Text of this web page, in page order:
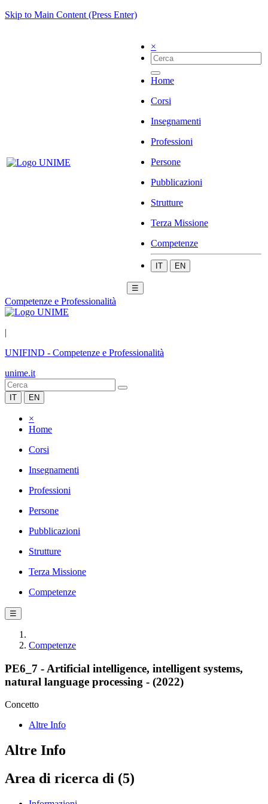
Skip to Main Content (Press Enter)
×
Home
Corsi
Insegnamenti
Professioni
Persone
Pubblicazioni
Strutture
Terza Missione
Competenze
IT EN
☰
Competenze e Professionalità
|
UNIFIND - Competenze e Professionalità
unime.it
IT EN
×
Home
Corsi
Insegnamenti
Professioni
Persone
Pubblicazioni
Strutture
Terza Missione
Competenze
☰
Competenze
PE6_7 - Artificial intelligence, intelligent systems,
natural language processing - (2022)
Concetto
Altre Info
Altre Info
Area di ricerca di (5)